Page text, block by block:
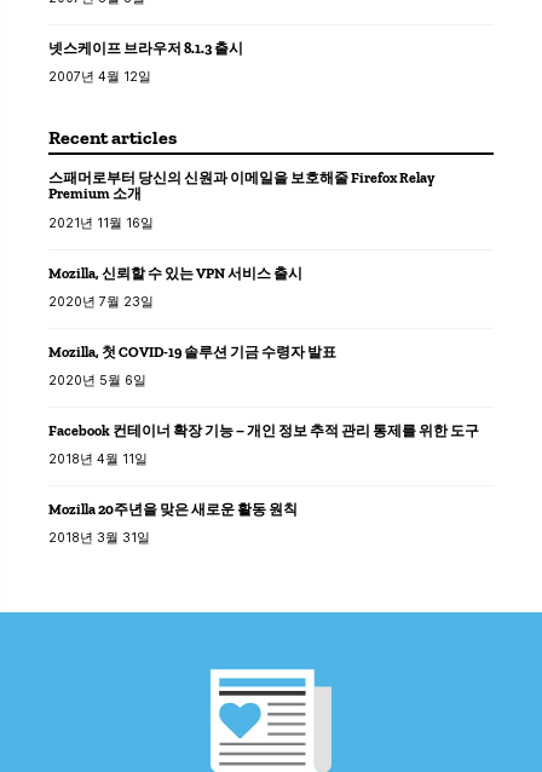
넷스케이프 브라우저 8.1.3 출시
2007년 4월 12일
Recent articles
스패머로부터 당신의 신원과 이메일을 보호해줄 Firefox Relay
Premium 소개
2021년 11월 16일
Mozilla, 신뢰할 수 있는 VPN 서비스 출시
2020년 7월 23일
Mozilla, 첫 COVID-19 솔루션 기금 수령자 발표
2020년 5월 6일
Facebook 컨테이너 확장 기능 – 개인 정보 추적 관리 통제를 위한 도구
2018년 4월 11일
Mozilla 20주년을 맞은 새로운 활동 원칙
2018년 3월 31일